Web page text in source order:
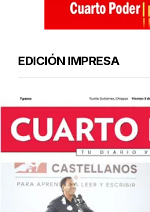
EDICIÓN IMPRESA